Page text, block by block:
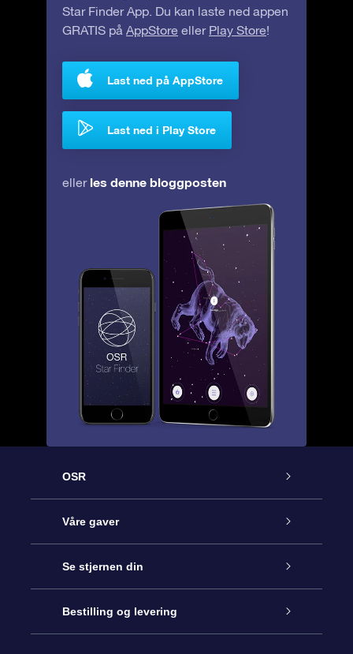
Star Finder App. Du kan laste ned appen
GRATIS på AppStore eller Play Store!
Last ned på AppStore
Last ned i Play Store
eller les denne bloggposten
OSR
Kundeservice
Kontakt oss
Bloggen
Våre gaver
Online Stjernegave
OSR Gavepakke
Se stjernen din
Star Register
Bestilling og levering